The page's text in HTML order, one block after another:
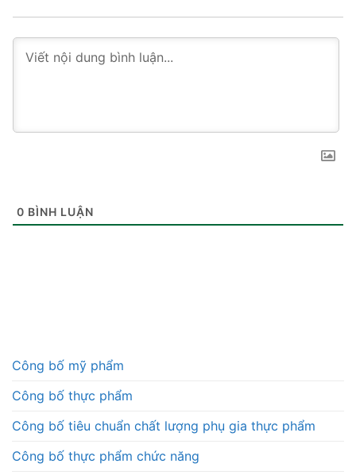
0 BÌNH LUẬN
Công bố mỹ phẩm
Công bố thực phẩm
Công bố tiêu chuẩn chất lượng phụ gia thực phẩm
Công bố thực phẩm chức năng